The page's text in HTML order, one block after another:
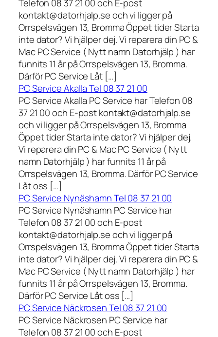
Telefon 08 37 21 00 och E-post
kontakt@datorhjalp.se och vi ligger på
Orrspelsvägen 13, Bromma Öppet tider Starta
inte dator? Vi hjälper dej. Vi reparera din PC &
Mac PC Service ( Nytt namn Datorhjälp ) har
funnits 11 år på Orrspelsvägen 13, Bromma.
Därför PC Service Låt […]
PC Service Akalla Tel 08 37 21 00
PC Service Akalla PC Service har Telefon 08
37 21 00 och E-post kontakt@datorhjalp.se
och vi ligger på Orrspelsvägen 13, Bromma
Öppet tider Starta inte dator? Vi hjälper dej.
Vi reparera din PC & Mac PC Service ( Nytt
namn Datorhjälp ) har funnits 11 år på
Orrspelsvägen 13, Bromma. Därför PC Service
Låt oss […]
PC Service Nynäshamn Tel 08 37 21 00
PC Service Nynäshamn PC Service har
Telefon 08 37 21 00 och E-post
kontakt@datorhjalp.se och vi ligger på
Orrspelsvägen 13, Bromma Öppet tider Starta
inte dator? Vi hjälper dej. Vi reparera din PC &
Mac PC Service ( Nytt namn Datorhjälp ) har
funnits 11 år på Orrspelsvägen 13, Bromma.
Därför PC Service Låt oss […]
PC Service Näckrosen Tel 08 37 21 00
PC Service Näckrosen PC Service har
Telefon 08 37 21 00 och E-post